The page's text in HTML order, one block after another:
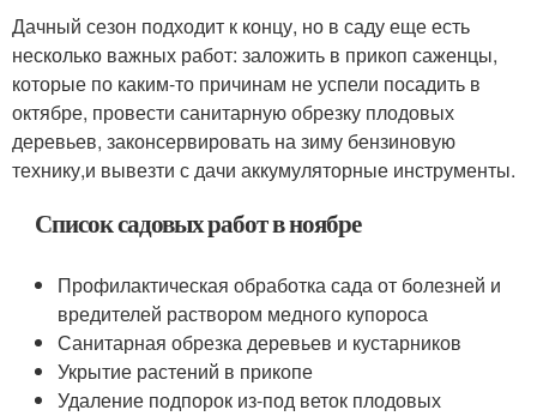
Дачный сезон подходит к концу, но в саду еще есть
несколько важных работ: заложить в прикоп саженцы,
которые по каким-то причинам не успели посадить в
октябре, провести санитарную обрезку плодовых
деревьев, законсервировать на зиму бензиновую
технику,и вывезти с дачи аккумуляторные инструменты.
Список садовых работ в ноябре
Профилактическая обработка сада от болезней и
вредителей раствором медного купороса
Санитарная обрезка деревьев и кустарников
Укрытие растений в прикопе
Удаление подпорок из-под веток плодовых